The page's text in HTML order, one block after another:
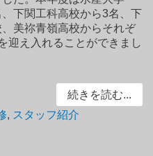
下関工科高校から3名、下
美祢青嶺高校からそれぞ
迎え入れることができまし
続きを読む...
, スタッフ紹介